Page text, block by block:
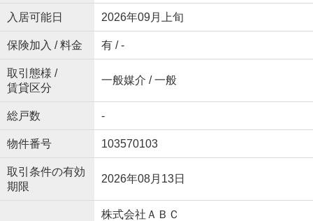
入居可能日 2026年09月上旬
保険加入 / 料金 有 / -
取引態様 /
賃貸区分
一般媒介 / 一般
総戸数 -
物件番号 103570103
取引条件の有効
期限
2026年08月13日
株式会社ＡＢＣ